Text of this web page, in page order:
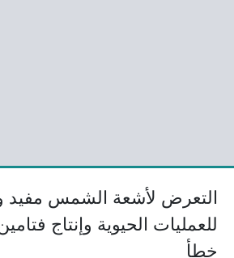
التعرض لأشعة الشمس
للعمليات الحيوية وإنتاج
خطأ